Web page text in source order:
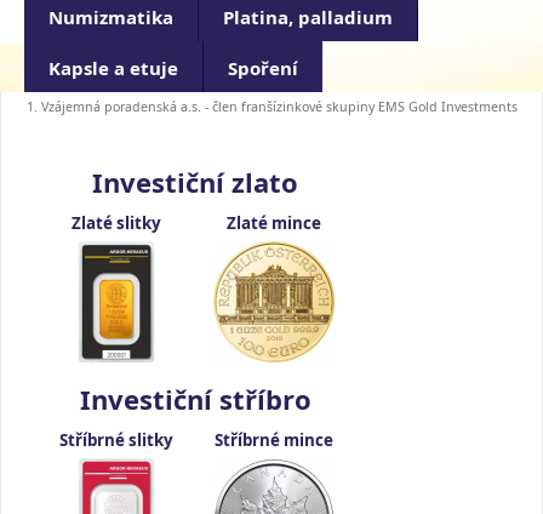
Numizmatika Platina, palladium
Kapsle a etuje Spoření
1. Vzájemná poradenská a.s. - člen franšízinkové skupiny EMS Gold Investments
Investiční zlato
Zlaté slitky Zlaté mince
Investiční stříbro
Stříbrné slitky Stříbrné mince